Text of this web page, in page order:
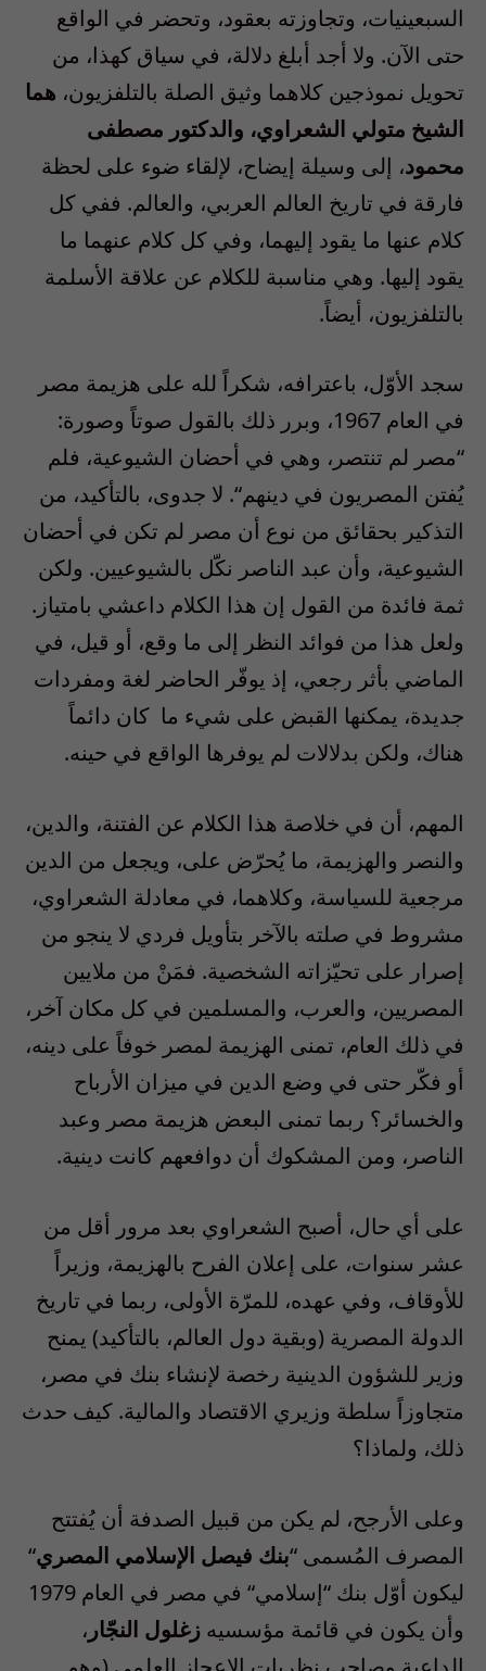
السبعينيات، وتجاوزته بعقود، وتحضر في الواقع
حتى الآن. ولا أجد أبلغ دلالة، في سياق كهذا، من
تحويل نموذجين كلاهما وثيق الصلة بالتلفزيون، هما
الشيخ متولي الشعراوي، والدكتور مصطفى
محمود، إلى وسيلة إيضاح، لإلقاء ضوء على لحظة
فارقة في تاريخ العالم العربي، والعالم. ففي كل
كلام عنها ما يقود إليهما، وفي كل كلام عنهما ما
يقود إليها. وهي مناسبة للكلام عن علاقة الأسلمة
بالتلفزيون، أيضاً.
سجد الأوّل، باعترافه، شكراً لله على هزيمة مصر
في العام 1967، وبرر ذلك بالقول صوتاً وصورة:
“مصر لم تنتصر، وهي في أحضان الشيوعية، فلم
يُفتن المصريون في دينهم“. لا جدوى، بالتأكيد، من
التذكير بحقائق من نوع أن مصر لم تكن في أحضان
الشيوعية، وأن عبد الناصر نكّل بالشيوعيين. ولكن
ثمة فائدة من القول إن هذا الكلام داعشي بامتياز.
ولعل هذا من فوائد النظر إلى ما وقع، أو قيل، في
الماضي بأثر رجعي، إذ يوفّر الحاضر لغة ومفردات
جديدة، يمكنها القبض على شيء ما كان دائماً
هناك، ولكن بدلالات لم يوفرها الواقع في حينه.
المهم، أن في خلاصة هذا الكلام عن الفتنة، والدين،
والنصر والهزيمة، ما يُحرّض على، ويجعل من الدين
مرجعية للسياسة، وكلاهما، في معادلة الشعراوي،
مشروط في صلته بالآخر بتأويل فردي لا ينجو من
إصرار على تحيّزاته الشخصية. فمَنْ من ملايين
المصريين، والعرب، والمسلمين في كل مكان آخر،
في ذلك العام، تمنى الهزيمة لمصر خوفاً على دينه،
أو فكّر حتى في وضع الدين في ميزان الأرباح
والخسائر؟ ربما تمنى البعض هزيمة مصر وعبد
الناصر، ومن المشكوك أن دوافعهم كانت دينية.
على أي حال، أصبح الشعراوي بعد مرور أقل من
عشر سنوات، على إعلان الفرح بالهزيمة، وزيراً
للأوقاف، وفي عهده، للمرّة الأولى، ربما في تاريخ
الدولة المصرية (وبقية دول العالم، بالتأكيد) يمنح
وزير للشؤون الدينية رخصة لإنشاء بنك في مصر،
متجاوزاً سلطة وزيري الاقتصاد والمالية. كيف حدث
ذلك، ولماذا؟
وعلى الأرجح، لم يكن من قبيل الصدفة أن يُفتتح
المصرف المُسمى “بنك فيصل الإسلامي المصري“
ليكون أوّل بنك “إسلامي“ في مصر في العام 1979
وأن يكون في قائمة مؤسسيه زغلول النجّار ،